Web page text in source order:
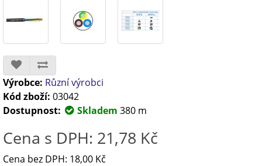
Výrobce: Různí výrobci
Kód zboží: 03042
Dostupnost:
Skladem 380 m
Cena s DPH: 21,78 Kč
Cena bez DPH: 18,00 Kč